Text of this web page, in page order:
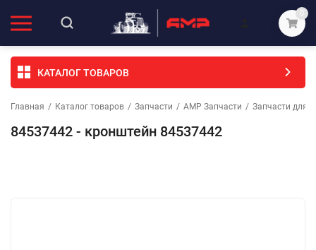
0
КАТАЛОГ ТОВАРОВ
Главная / Каталог товаров / Запчасти / АМР Запчасти / Запчасти для
84537442 - кронштейн 84537442